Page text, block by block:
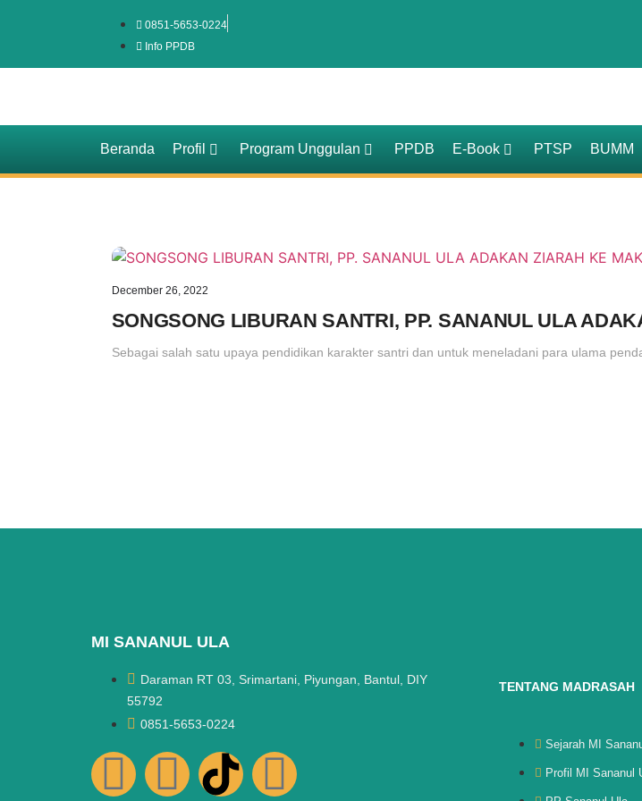
0851-5653-0224
Info PPDB
Beranda Profil Program Unggulan PPDB E-Book PTSP BUMM
December 26, 2022
SONGSONG LIBURAN SANTRI, PP. SANANUL ULA
Sebagai salah satu upaya pendidikan karakter santri dan untuk meneladani para ulama
MI SANANUL ULA
Daraman RT 03, Srimartani, Piyungan, Bantul, DIY
55792
0851-5653-0224
TENTANG MADRASAH
Sejarah MI
Profil MI Sananul